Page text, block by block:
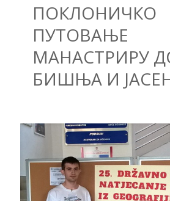
ПОКЛОНИЧКО
ПУТОВАЊЕ
МАНАСТРИРУ
БИШЊА И